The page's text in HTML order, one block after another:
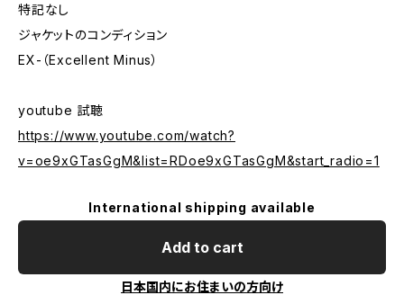
特記なし
ジャケットのコンディション
EX-（Excellent Minus）
youtube 試聴
https://www.youtube.com/watch?
v=oe9xGTasGgM&list=RDoe9xGTasGgM&start_radio=1
International shipping available
Add to cart
日本国内にお住まいの方向け